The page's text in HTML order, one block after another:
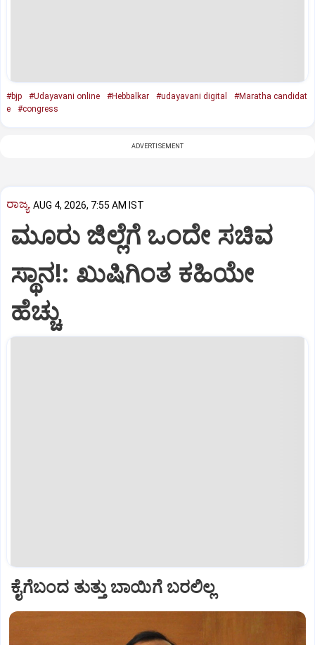
#bjp #Udayavani online #Hebbalkar #udayavani digital
#Maratha candidat
e
#congress
ADVERTISEMENT
ರಾಜ್ಯ AUG 4, 2026, 7:55 AM IST
ಮೂರು ಜಿಲ್ಲೆಗೆ ಒಂದೇ ಸಚಿವ
ಸ್ಥಾನ!: ಖುಷಿಗಿಂತ ಕಹಿಯೇ
ಹೆಚ್ಚು
ಕೈಗೆಬಂದ ತುತ್ತು ಬಾಯಿಗೆ ಬರಲಿಲ್ಲ